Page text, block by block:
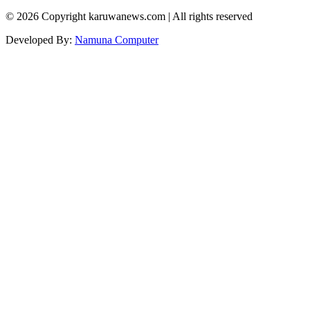
© 2026 Copyright karuwanews.com | All rights reserved
Developed By: Namuna Computer